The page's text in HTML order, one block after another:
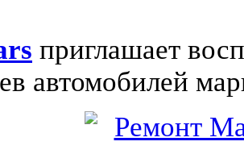
приглашает
автомобилей